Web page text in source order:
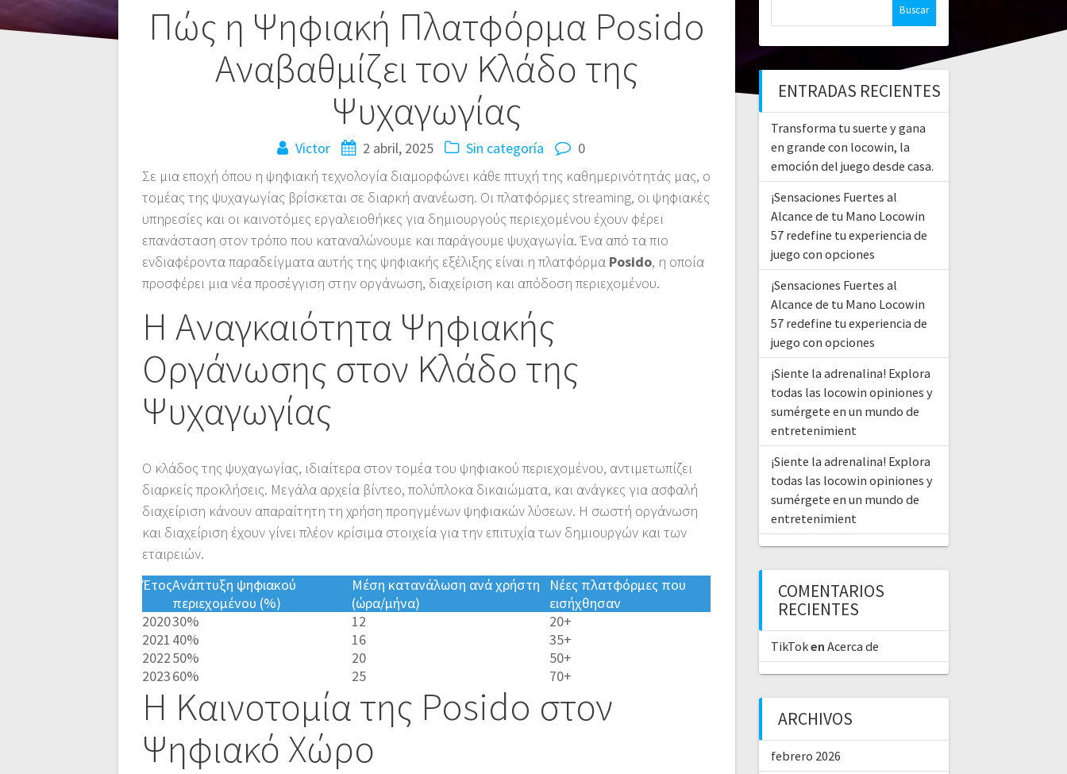
Πώς η Ψηφιακή Πλατφόρμα Posido
Αναβαθμίζει τον Κλάδο της
Ψυχαγωγίας
Victor 2 abril, 2025 Sin categoría
0
Σε μια εποχή όπου η ψηφιακή τεχνολογία διαμορφώνει κάθε πτυχή της καθημερινότητάς μας, ο
τομέας της ψυχαγωγίας βρίσκεται σε διαρκή ανανέωση. Οι πλατφόρμες streaming, οι ψηφιακές
υπηρεσίες και οι καινοτόμες εργαλειοθήκες για δημιουργούς περιεχομένου έχουν φέρει
επανάσταση στον τρόπο που καταναλώνουμε και παράγουμε ψυχαγωγία. Ένα από τα πιο
ενδιαφέροντα παραδείγματα αυτής της ψηφιακής εξέλιξης είναι η πλατφόρμα Posido, η οποία
προσφέρει μια νέα προσέγγιση στην οργάνωση, διαχείριση και απόδοση περιεχομένου.
Η Αναγκαιότητα Ψηφιακής
Οργάνωσης στον Κλάδο της
Ψυχαγωγίας
Ο κλάδος της ψυχαγωγίας, ιδιαίτερα στον τομέα του ψηφιακού περιεχομένου, αντιμετωπίζει
διαρκείς προκλήσεις. Μεγάλα αρχεία βίντεο, πολύπλοκα δικαιώματα, και ανάγκες για ασφαλή
διαχείριση κάνουν απαραίτητη τη χρήση προηγμένων ψηφιακών λύσεων. Η σωστή οργάνωση
και διαχείριση έχουν γίνει πλέον κρίσιμα στοιχεία για την επιτυχία των δημιουργών και των
εταιρειών.
ΈτοςΑνάπτυξη ψηφιακού
περιεχομένου (%)
Μέση κατανάλωση ανά χρήστη
(ώρα/μήνα)
Νέες πλατφόρμες που
εισήχθησαν
202030% 12
20+
2021 40% 16
35+
202250% 20
50+
202360% 25 70+
Η Καινοτομία της Posido στον
Ψηφιακό Χώρο
Navegación
ENTRADAS RECIENTES
Transforma tu suerte y gana
en grande con locowin, la
emoción del juego desde casa.
¡Sensaciones Fuertes al
Alcance de tu Mano Locowin
57 redefine tu experiencia de
juego con opciones
¡Sensaciones Fuertes al
Alcance de tu Mano Locowin
57 redefine tu experiencia de
juego con opciones
¡Siente la adrenalina! Explora
todas las locowin opiniones y
sumérgete en un mundo de
entretenimient
¡Siente la adrenalina! Explora
todas las locowin opiniones y
sumérgete en un mundo de
entretenimient
COMENTARIOS
RECIENTES
TikToken Acerca de
ARCHIVOS
febrero 2026